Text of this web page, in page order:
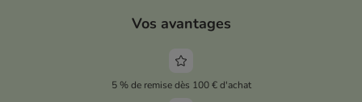
Vos avantages
5 % de remise dès 100 € d'achat